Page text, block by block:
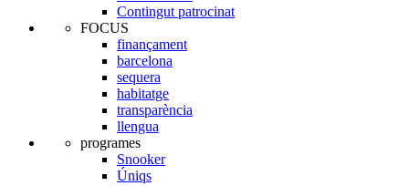
Contingut patrocinat
FOCUS
finançament
barcelona
sequera
habitatge
transparència
llengua
programes
Snooker
Úniqs